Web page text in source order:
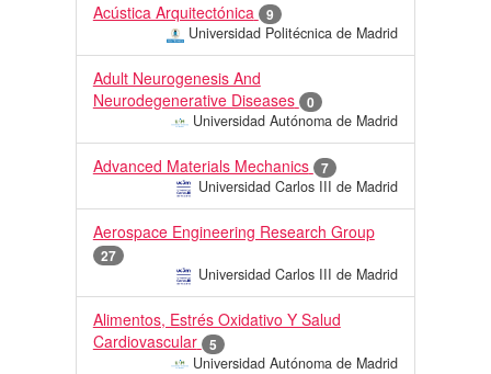
Acústica Arquitectónica
9
Universidad Politécnica de Madrid
Adult Neurogenesis And
Neurodegenerative Diseases
0
Universidad Autónoma de Madrid
Advanced Materials Mechanics
7
Universidad Carlos III de Madrid
Aerospace Engineering Research Group
27
Universidad Carlos III de Madrid
Alimentos, Estrés Oxidativo Y Salud
Cardiovascular
5
Universidad Autónoma de Madrid